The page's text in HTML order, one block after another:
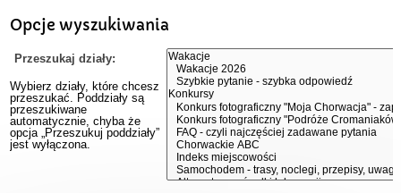
Opcje wyszukiwania
Przeszukaj działy:
Wybierz działy, które chcesz
przeszukać. Poddziały są
przeszukiwane
automatycznie, chyba że
opcja „Przeszukuj poddziały”
jest wyłączona.